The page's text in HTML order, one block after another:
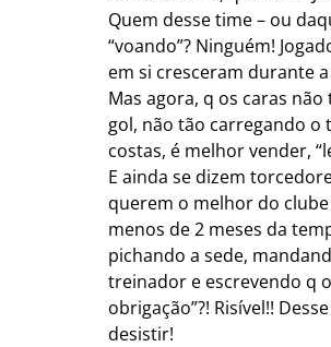
Quem desse time – ou
“voando”? Ninguém!
em si cresceram durante
Mas agora, q os caras não
gol, não tão carregando o
costas, é melhor vender,
E ainda se dizem
querem o melhor do clube
menos de 2 meses da
pichando a sede,
treinador e escrevendo q
obrigação”?! Risível!!
desistir!